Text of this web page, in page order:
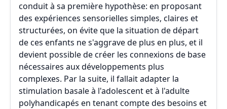
conduit à sa première hypothèse: en proposant
des expériences sensorielles simples, claires et
structurées, on évite que la situation de départ
de ces enfants ne s'aggrave de plus en plus, et il
devient possible de créer les connexions de base
nécessaires aux développements plus
complexes. Par la suite, il fallait adapter la
stimulation basale à l'adolescent et à l'adulte
polyhandicapés en tenant compte des besoins et